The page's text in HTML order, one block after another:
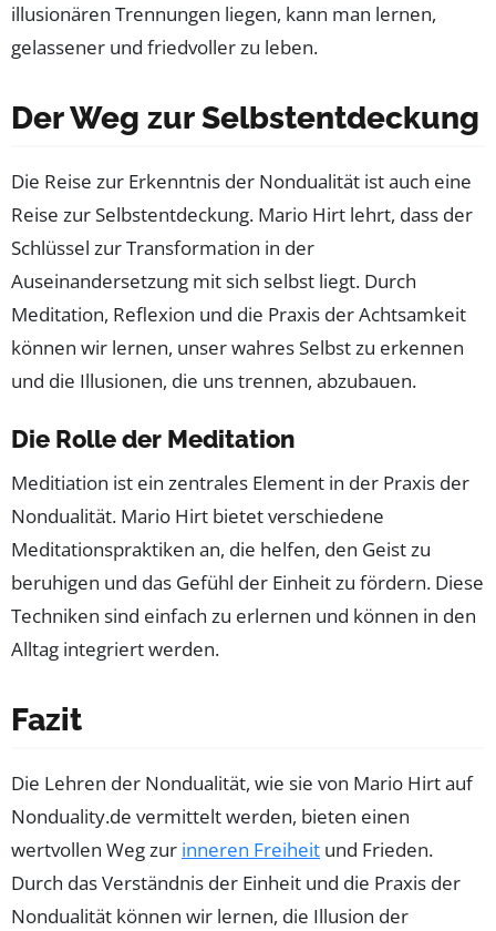
illusionären Trennungen liegen, kann man lernen,
gelassener und friedvoller zu leben.
Der Weg zur Selbstentdeckung
Die Reise zur Erkenntnis der Nondualität ist auch eine
Reise zur Selbstentdeckung. Mario Hirt lehrt, dass der
Schlüssel zur Transformation in der
Auseinandersetzung mit sich selbst liegt. Durch
Meditation, Reflexion und die Praxis der Achtsamkeit
können wir lernen, unser wahres Selbst zu erkennen
und die Illusionen, die uns trennen, abzubauen.
Die Rolle der Meditation
Meditiation ist ein zentrales Element in der Praxis der
Nondualität. Mario Hirt bietet verschiedene
Meditationspraktiken an, die helfen, den Geist zu
beruhigen und das Gefühl der Einheit zu fördern. Diese
Techniken sind einfach zu erlernen und können in den
Alltag integriert werden.
Fazit
Die Lehren der Nondualität, wie sie von Mario Hirt auf
Nonduality.de vermittelt werden, bieten einen
wertvollen Weg zur inneren Freiheit und Frieden.
Durch das Verständnis der Einheit und die Praxis der
Nondualität können wir lernen, die Illusion der